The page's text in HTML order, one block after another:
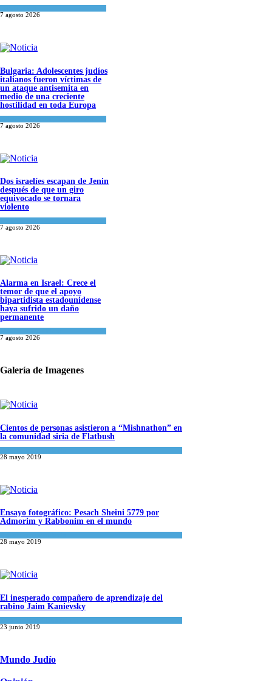
7 agosto 2026
Bulgaria: Adolescentes judíos
italianos fueron víctimas de
un ataque antisemita en
medio de una creciente
hostilidad en toda Europa
7 agosto 2026
Dos israelíes escapan de Jenin
después de que un giro
equivocado se tornara
violento
7 agosto 2026
Alarma en Israel: Crece el
temor de que el apoyo
bipartidista estadounidense
haya sufrido un daño
permanente
7 agosto 2026
Galería de Imagenes
Cientos de personas asistieron a “Mishnathon” en
la comunidad siria de Flatbush
28 mayo 2019
Ensayo fotográfico: Pesach Sheini 5779 por
Admorim y Rabbonim en el mundo
28 mayo 2019
El inesperado compañero de aprendizaje del
rabino Jaim Kanievsky
23 junio 2019
Mundo Judío